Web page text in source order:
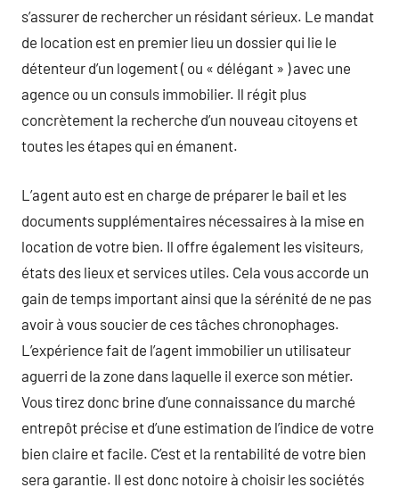
s’assurer de rechercher un résidant sérieux. Le mandat
de location est en premier lieu un dossier qui lie le
détenteur d’un logement ( ou « délégant » ) avec une
agence ou un consuls immobilier. Il régit plus
concrètement la recherche d’un nouveau citoyens et
toutes les étapes qui en émanent.
L’agent auto est en charge de préparer le bail et les
documents supplémentaires nécessaires à la mise en
location de votre bien. Il offre également les visiteurs,
états des lieux et services utiles. Cela vous accorde un
gain de temps important ainsi que la sérénité de ne pas
avoir à vous soucier de ces tâches chronophages.
L’expérience fait de l’agent immobilier un utilisateur
aguerri de la zone dans laquelle il exerce son métier.
Vous tirez donc brine d’une connaissance du marché
entrepôt précise et d’une estimation de l’indice de votre
bien claire et facile. C’est et la rentabilité de votre bien
sera garantie. Il est donc notoire à choisir les sociétés